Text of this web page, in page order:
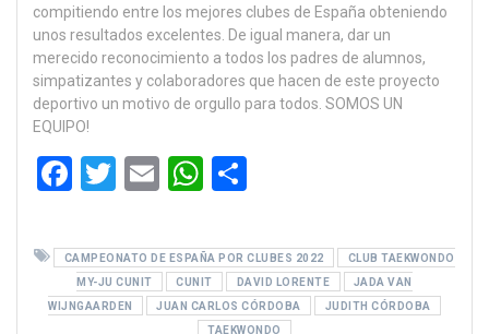
compitiendo entre los mejores clubes de España obteniendo
unos resultados excelentes. De igual manera, dar un
merecido reconocimiento a todos los padres de alumnos,
simpatizantes y colaboradores que hacen de este proyecto
deportivo un motivo de orgullo para todos. SOMOS UN
EQUIPO!
F
ce
b
o
T
tt
er
E
ail
W
at
s
A
m
p
ar
CAMPEONATO DE ESPAÑA POR CLUBES 2022
CLUB TAEKWONDO
MY-JU CUNIT
CUNIT DAVID LORENTE
JADA VAN
WIJNGAARDEN
JUAN CARLOS CÓRDOBA
JUDITH CÓRDOBA
TAEKWONDO